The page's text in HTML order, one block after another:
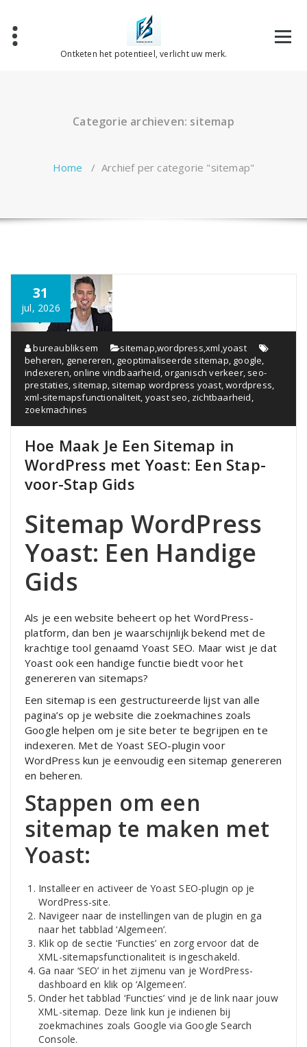
inhoud
Ontketen het potentieel, verlicht uw merk.
Categorie archieven: sitemap
Home / Archief per categorie "sitemap"
31
jul, 2026
bureaubliksem sitemap,wordpress,xml,yoast
beheren, genereren, geoptimaliseerde sitemap, google,
indexeren,online vindbaarheid,organisch verkeer, seo-
prestaties, sitemap, sitemap wordpress yoast,wordpress,
xml-sitemapsfunctionaliteit, yoast seo, zichtbaarheid,
zoekmachines
Hoe Maak Je Een Sitemap in
WordPress met Yoast: Een Stap-
voor-Stap Gids
Sitemap WordPress
Yoast: Een Handige
Gids
Als je een website beheert op het WordPress-
platform, dan ben je waarschijnlijk bekend met de
krachtige tool genaamd Yoast SEO. Maar wist je dat
Yoast ook een handige functie biedt voor het
genereren van sitemaps?
Een sitemap is een gestructureerde lijst van alle
pagina’s op je website die zoekmachines zoals
Google helpen om je site beter te begrijpen en te
indexeren. Met de Yoast SEO-plugin voor
WordPress kun je eenvoudig een sitemap genereren
en beheren.
Stappen om een
sitemap te maken met
Yoast:
Installeer en activeer de Yoast SEO-plugin op je
WordPress-site.
Navigeer naar de instellingen van de plugin en ga
naar het tabblad ‘Algemeen’.
Klik op de sectie ‘Functies’ en zorg ervoor dat de
XML-sitemapsfunctionaliteit is ingeschakeld.
Ga naar ‘SEO’ in het zijmenu van je WordPress-
dashboard en klik op ‘Algemeen’.
Onder het tabblad ‘Functies’ vind je de link naar jouw
XML-sitemap. Deze link kun je indienen bij
zoekmachines zoals Google via Google Search
Console.